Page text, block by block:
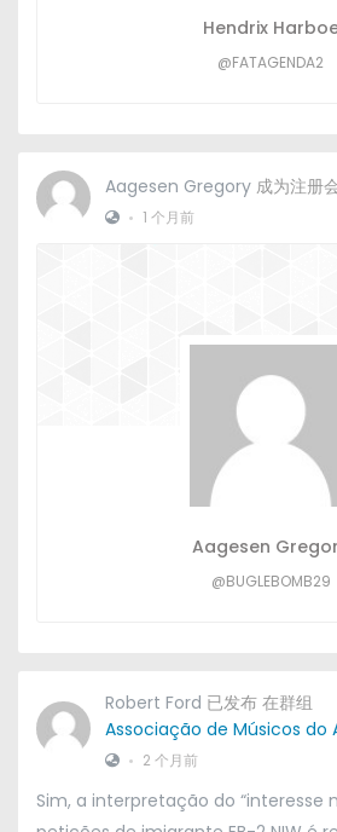
Hendrix
@FATAGENDA2
Aagesen Gregory 成为注册
• 1 个月前
Aagesen
@BUGLEBOMB29
Robert Ford 已发布 在群组
Associação de Músicos do
• 2 个月前
Sim, a interpretação do “interesse